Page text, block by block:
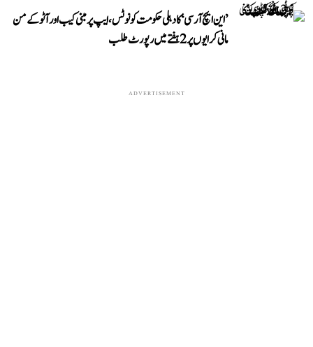
’این ایچ آر سی‘ کا دہلی حکومت کو نوٹس، ایپ پر مبنی کیب اور آٹو کے من
مانی کرایوں پر 2 ہفتے میں رپورٹ طلب
ADVERTISEMENT